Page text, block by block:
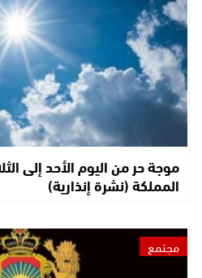
موجة حر من اليوم الأحد إلى
المملكة (نشرة إنذارية)
مجتمع